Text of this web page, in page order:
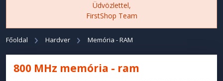
Üdvözlettel,
FirstShop Team
Főoldal Hardver Memória - RAM
800 MHz memória - ram